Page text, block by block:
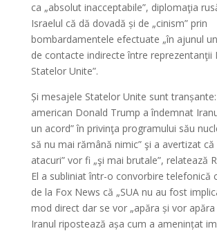
ca „absolut inacceptabile”, diplomaţia
Israelul că dă dovadă și de „cinism” prin
bombardamentele efectuate „în ajunul
de contacte indirecte între reprezentanţii
Statelor Unite”.
Și mesajele Statelor Unite sunt
american Donald Trump a îndemnat
un acord” în privinţa programului său
să nu mai rămână nimic” şi a avertizat
atacuri” vor fi „şi mai brutale”, relatează
El a subliniat într-o convorbire telefonică
de la Fox News că „SUA nu au fost
mod direct dar se vor „apăra și vor apăra
Iranul ripostează așa cum a amenințat